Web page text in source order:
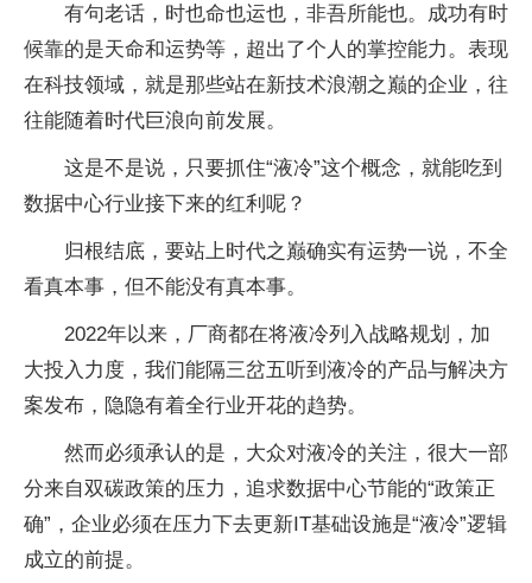
有句老话，时也命也运也，非吾所能也。成功有时
候靠的是天命和运势等，超出了个人的掌控能力。表现
在科技领域，就是那些站在新技术浪潮之巅的企业，往
往能随着时代巨浪向前发展。
这是不是说，只要抓住“液冷”这个概念，就能吃到
数据中心行业接下来的红利呢？
归根结底，要站上时代之巅确实有运势一说，不全
看真本事，但不能没有真本事。
2022年以来，厂商都在将液冷列入战略规划，加
大投入力度，我们能隔三岔五听到液冷的产品与解决方
案发布，隐隐有着全行业开花的趋势。
然而必须承认的是，大众对液冷的关注，很大一部
分来自双碳政策的压力，追求数据中心节能的“政策正
确”，企业必须在压力下去更新IT基础设施是“液冷”逻辑
成立的前提。